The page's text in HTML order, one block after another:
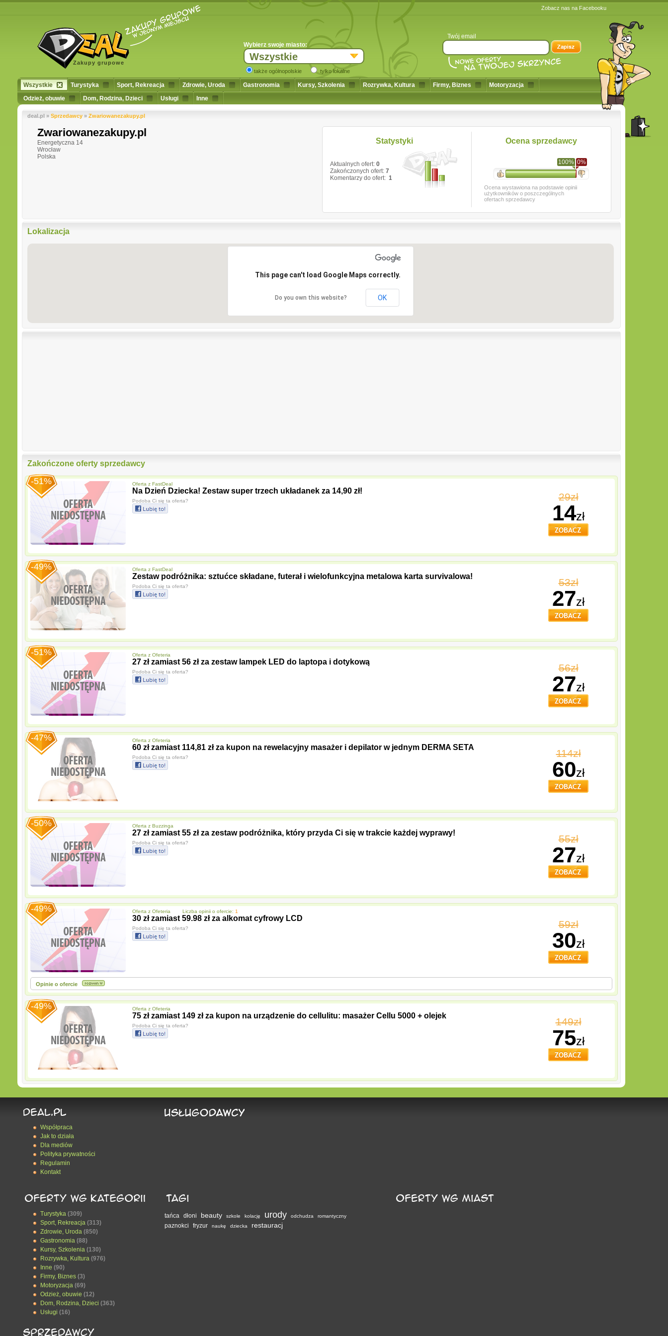
Zakupy grupowe
Wybierz swoje miasto:
Wszystkie
także ogólnopolskie tylko lokalne
Twój email
Zobacz nas na Facebooku
Wszystkie Turystyka Sport, Rekreacja Zdrowie, Uroda Gastronomia Kursy, Szkolenia Rozrywka, Kultura Firmy, Biznes
Motoryzacja
Odzież, obuwie
Dom, Rodzina, Dzieci Usługi Inne
deal.pl » Sprzedawcy» Zwariowanezakupy.pl
Zwariowanezakupy.pl
Energetyczna 14
Wrocław
Polska
Statystyki
Aktualnych ofert: 0
Zakończonych ofert: 7
Komentarzy do ofert: 1
Ocena sprzedawcy
100% 0%
Ocena wystawiona na podstawie opinii
użytkowników o poszczególnych
ofertach sprzedawcy
Lokalizacja
This page can't load Google Maps correctly.
Do you own this website? OK
Zakończone oferty sprzedawcy
-51% Oferta z FastDeal
Na Dzień Dziecka! Zestaw super trzech układanek za 14,90 zł!
Podoba Ci się ta oferta? 29zł
14zł
-49% Oferta z FastDeal
Zestaw podróżnika: sztućce składane, futerał i wielofunkcyjna metalowa karta survivalowa!
Podoba Ci się ta oferta? 53zł
27zł
-51% Oferta z Ofeteria
27 zł zamiast 56 zł za zestaw lampek LED do laptopa i dotykową
Podoba Ci się ta oferta? 56zł
27zł
-47% Oferta z Ofeteria
60 zł zamiast 114,81 zł za kupon na rewelacyjny masażer i depilator w jednym DERMA SETA
Podoba Ci się ta oferta? 114zł
60zł
-50% Oferta z Buzzinga
27 zł zamiast 55 zł za zestaw podróżnika, który przyda Ci się w trakcie każdej wyprawy!
Podoba Ci się ta oferta? 55zł
27zł
-49% Oferta z Ofeteria Liczba opinii o ofercie: 1
30 zł zamiast 59.98 zł za alkomat cyfrowy LCD
Podoba Ci się ta oferta? 59zł
30zł
Opinie o ofercie
-49% Oferta z Ofeteria
75 zł zamiast 149 zł za kupon na urządzenie do cellulitu: masażer Cellu 5000 + olejek
Podoba Ci się ta oferta? 149zł
75zł
Współpraca
Jak to działa
Dla mediów
Polityka prywatności
Regulamin
Kontakt
Turystyka (309)
Sport, Rekreacja (313)
Zdrowie, Uroda (850)
Gastronomia (88)
Kursy, Szkolenia (130)
Rozrywka, Kultura (976)
Inne (90)
Firmy, Biznes (3)
Motoryzacja (69)
Odzież, obuwie (12)
Dom, Rodzina, Dzieci (363)
Usługi (16)
tańca dłoni beauty szkole kolację urody odchudza romantyczny
paznokci fryzur naukę dziecka restauracj